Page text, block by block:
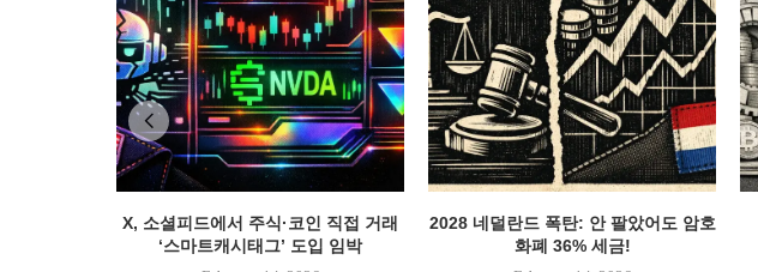
X, 소셜피드에서 주식·코인 직접 거래
‘스마트캐시태그’ 도입 임박
2028 네덜란드 폭탄: 안 팔았어도 암호
화폐 36% 세금!